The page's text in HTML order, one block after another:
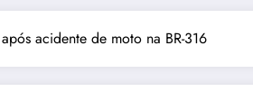
acidente de moto na BR-316